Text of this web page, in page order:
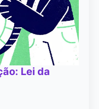
Lei da